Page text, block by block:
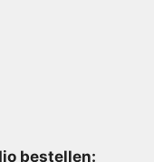
bestellen: